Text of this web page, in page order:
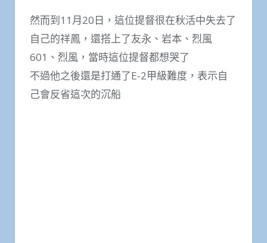
然而到11月20日，這位提督很在秋活中失去了
自己的祥鳳，還搭上了友永、岩本、烈風
601、烈風，當時這位提督都想哭了
不過他之後還是打通了E-2甲級難度，表示自
己會反省這次的沉船